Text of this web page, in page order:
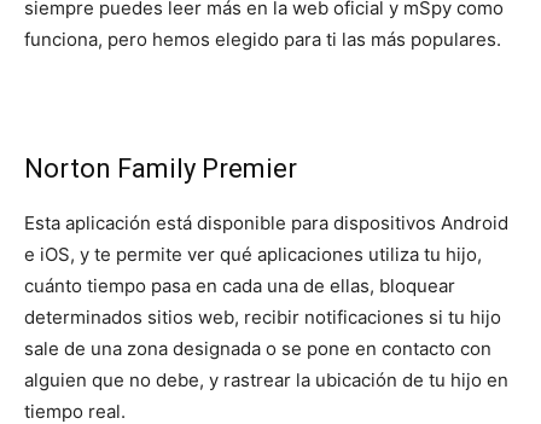
siempre puedes leer más en la web oficial y mSpy como
funciona, pero hemos elegido para ti las más populares.
Norton Family Premier
Esta aplicación está disponible para dispositivos Android
e iOS, y te permite ver qué aplicaciones utiliza tu hijo,
cuánto tiempo pasa en cada una de ellas, bloquear
determinados sitios web, recibir notificaciones si tu hijo
sale de una zona designada o se pone en contacto con
alguien que no debe, y rastrear la ubicación de tu hijo en
tiempo real.